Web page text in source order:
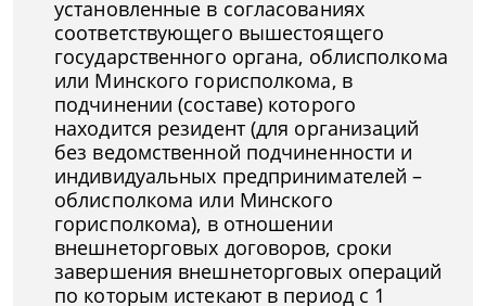
установленные в согласованиях
соответствующего вышестоящего
государственного органа, облисполкома
или Минского горисполкома, в
подчинении (составе) которого
находится резидент (для организаций
без ведомственной подчиненности и
индивидуальных предпринимателей –
облисполкома или Минского
горисполкома), в отношении
внешнеторговых договоров, сроки
завершения внешнеторговых операций
по которым истекают в период с 1